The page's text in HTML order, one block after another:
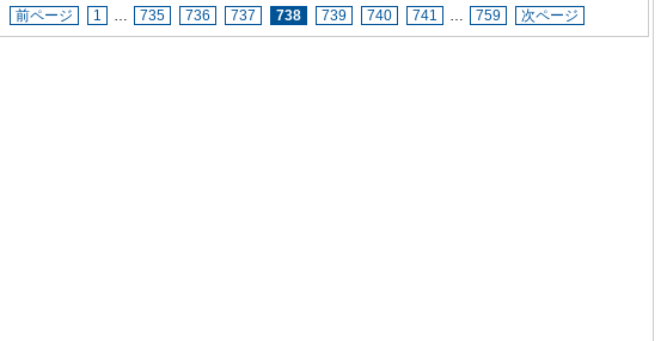
前ページ 1 … 735 736 737 738 739 740 741 … 759 次ページ